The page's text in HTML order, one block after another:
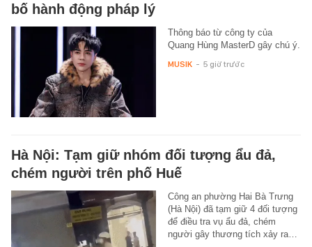
bố hành động pháp lý
Thông báo từ công ty của
Quang Hùng MasterD gây chú ý.
MUSIK - 5 giờ trước
Hà Nội: Tạm giữ nhóm đối tượng ẩu đả,
chém người trên phố Huế
Công an phường Hai Bà Trưng
(Hà Nội) đã tạm giữ 4 đối tượng
để điều tra vụ ẩu đả, chém
người gây thương tích xảy ra…